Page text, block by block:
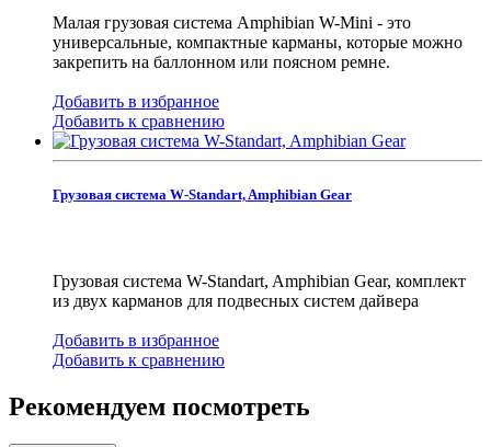
Малая грузовая система Amphibian W-Mini - это
универсальные, компактные карманы, которые можно
закрепить на баллонном или поясном ремне.
Добавить в избранное
Добавить к сравнению
Грузовая система W-Standart, Amphibian Gear
Грузовая система W-Standart, Amphibian Gear, комплект
из двух карманов для подвесных систем дайвера
Добавить в избранное
Добавить к сравнению
Рекомендуем посмотреть